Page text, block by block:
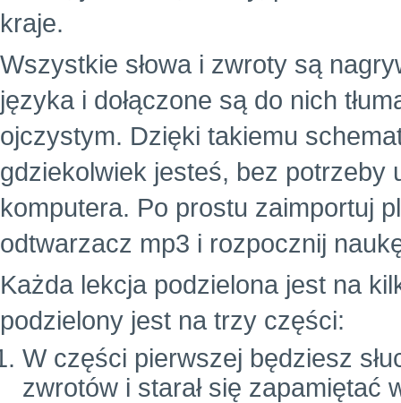
kraje.
Wszystkie słowa i zwroty są
języka i dołączone są do nich
ojczystym. Dzięki takiemu
gdziekolwiek jesteś, bez potrzeby
komputera. Po prostu zaimportuj
odtwarzacz mp3 i rozpocznij
Każda lekcja podzielona jest na
podzielony jest na trzy części:
W części pierwszej będziesz
zwrotów i starał się zapamiętać